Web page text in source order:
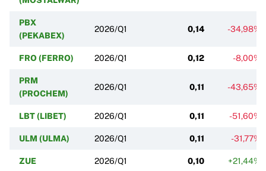
PBX
(PEKABEX)
2026/Q1 0,14 -34,98%
FRO (FERRO) 2026/Q1 0,12 -8,00%
PRM
(PROCHEM)
2026/Q1 0,11 -43,65%
LBT (LIBET) 2026/Q1 0,11 -51,60%
ULM (ULMA) 2026/Q1 0,11 -31,77%
ZUE 2026/Q1 0,10 +21,44%